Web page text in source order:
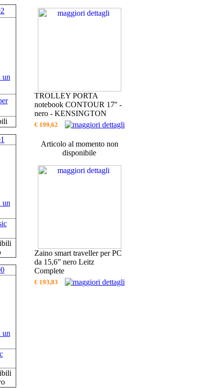
TROLLEY PORTA
notebook CONTOUR 17'' -
nero - KENSINGTON
€ 199,62
Articolo al momento non
disponibile
Zaino smart traveller per PC
da 15,6” nero Leitz
Complete
€ 193,83